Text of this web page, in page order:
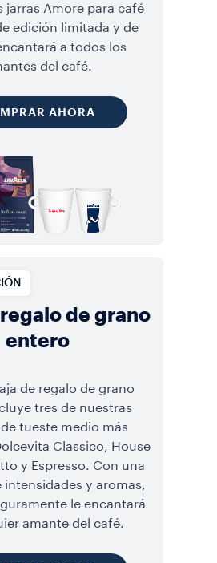
jarras Amore para café
edición limitada y de
a todos los
del café.
AHORA
de grano
entero
de regalo de grano
tres de nuestras
tueste medio más
Classico, House
y Espresso. Con una
intensidades y aromas,
le encantará
amante del café.